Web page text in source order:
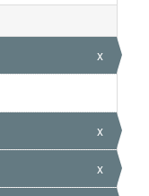
x
x
x